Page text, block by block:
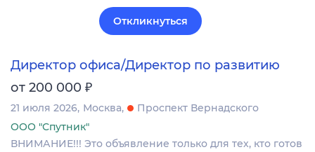
Откликнуться
Директор офиса/Директор по развитию
от 200 000 ₽
21 июля 2026 Москва
Проспект Вернадского
ООО "Спутник"
ВНИМАНИЕ!!! Это объявление только для тех, кто готов